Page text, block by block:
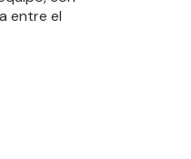
entre el